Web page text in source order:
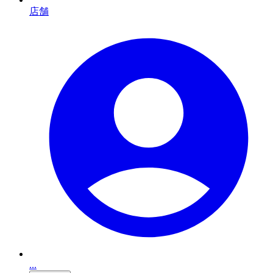
店舗
...